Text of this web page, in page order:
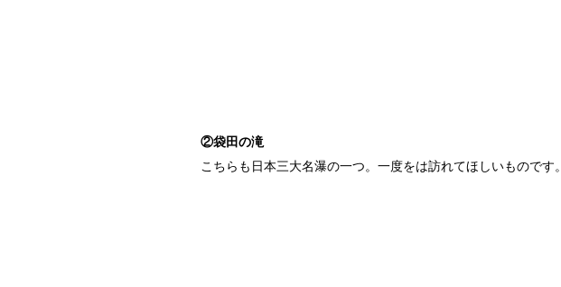
②袋田の滝
こちらも日本三大名瀑の一つ。一度をは訪れてほしいものです。